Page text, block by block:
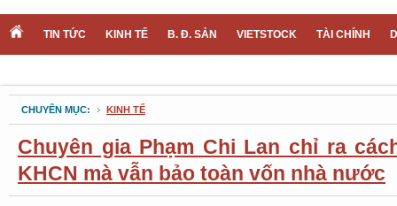
TIN TỨC KINH TẾ B. Đ. SẢN VIETSTOCK TÀI CHÍNH
CHUYÊN MỤC: KINH TẾ
Chuyên gia Phạm Chi Lan chỉ ra
KHCN mà vẫn bảo toàn vốn nhà nước